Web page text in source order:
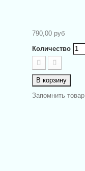
790,00 руб
Количество
В корзину
Запомнить товар